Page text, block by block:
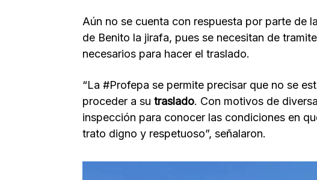
Aún no se cuenta con respuesta por parte de
de Benito la jirafa, pues se necesitan de
necesarios para hacer el traslado.
“La #Profepa se permite precisar que no se
proceder a su traslado. Con motivos de
inspección para conocer las condiciones en
trato digno y respetuoso”, señalaron.